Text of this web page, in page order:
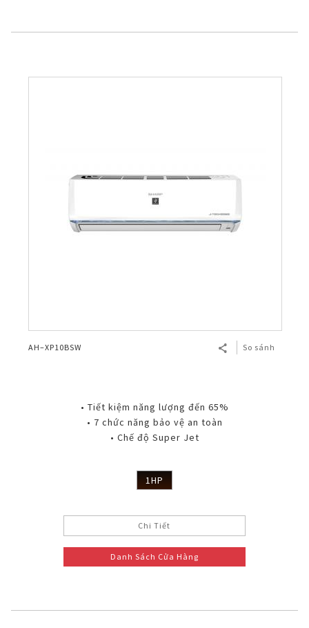
AH–XP10BSW So sánh
• Tiết kiệm năng lượng đến 65%
• 7 chức năng bảo vệ an toàn
• Chế độ Super Jet
1HP
Chi Tiết
Danh Sách Cửa Hàng